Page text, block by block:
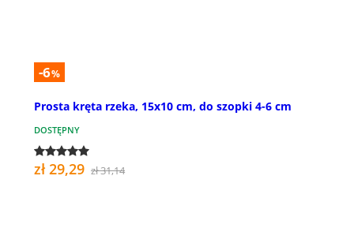
-6%
Prosta kręta rzeka, 15x10 cm, do szopki 4-6 cm
DOSTĘPNY
zł 29,29 zł 31,14